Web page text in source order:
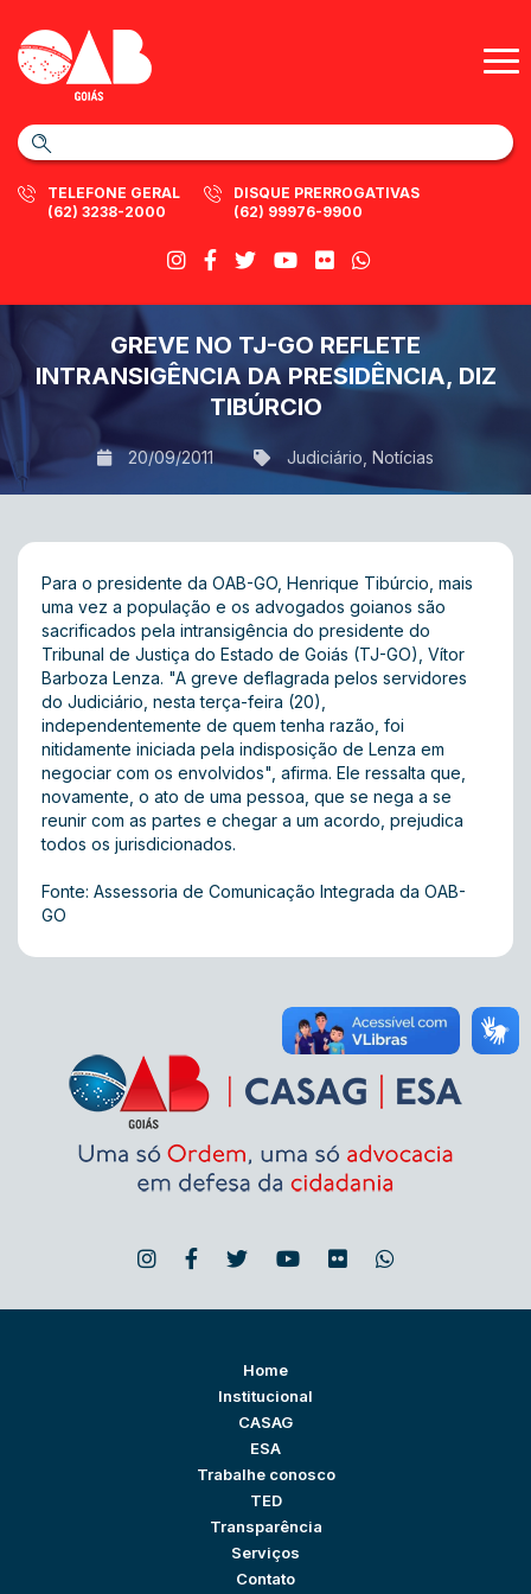
TELEFONE GERAL
(62) 3238-2000
DISQUE PRERROGATIVAS
(62) 99976-9900
GREVE NO TJ-GO REFLETE
INTRANSIGÊNCIA DA PRESIDÊNCIA, DIZ
TIBÚRCIO
20/09/2011 Judiciário Notícias
Para o presidente da OAB-GO, Henrique Tibúrcio, mais
uma vez a população e os advogados goianos são
sacrificados pela intransigência do presidente do
Tribunal de Justiça do Estado de Goiás (TJ-GO), Vítor
Barboza Lenza. "A greve deflagrada pelos servidores
do Judiciário, nesta terça-feira (20),
independentemente de quem tenha razão, foi
nitidamente iniciada pela indisposição de Lenza em
negociar com os envolvidos", afirma. Ele ressalta que,
novamente, o ato de uma pessoa, que se nega a se
reunir com as partes e chegar a um acordo, prejudica
todos os jurisdicionados.
Fonte: Assessoria de Comunicação Integrada da OAB-
GO
Home
Institucional
CASAG
ESA
Trabalhe conosco
TED
Transparência
Serviços
Contato